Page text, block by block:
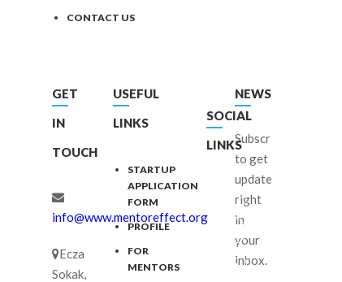
CONTACT US
GET
IN
TOUCH
info@www.mentoreffect.org
Ecza
Sokak,
USEFUL
LINKS
STARTUP
APPLICATION
FORM
PROFILE
FOR
MENTORS
SOCIAL
LINKS
FACEBOOK
TWITTER
NEWSLETTERS
Subscribe
to get
updates
right
in
your
inbox.